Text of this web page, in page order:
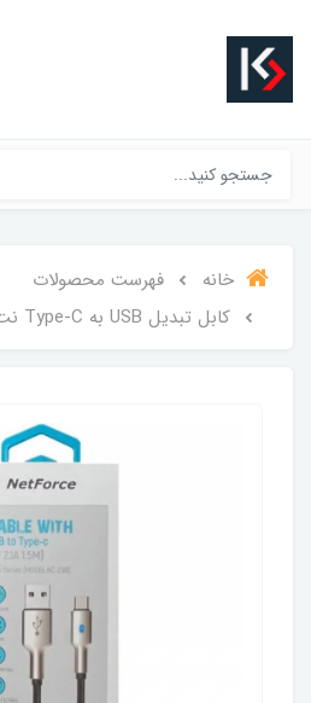
خانه
فهرست محصولات
کابل تبدیل USB به Type-C نت فورس مدل NC-230